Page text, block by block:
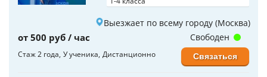
Выезжает по всему городу (Москва)
от 500 руб / час
Стаж 2 года У ученика Дистанционно
Свободен
Связаться